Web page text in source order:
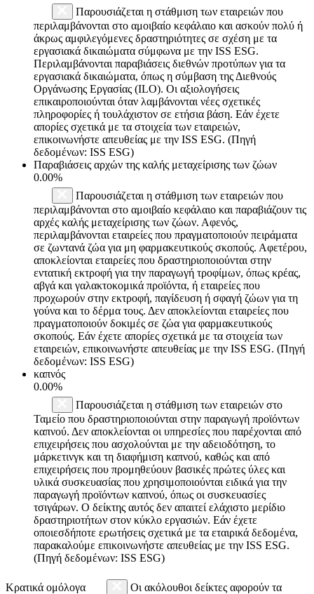
Παρουσιάζεται η στάθμιση των εταιρειών που
περιλαμβάνονται στο αμοιβαίο κεφάλαιο και ασκούν πολύ ή
άκρως αμφιλεγόμενες δραστηριότητες σε σχέση με τα
εργασιακά δικαιώματα σύμφωνα με την ISS ESG.
Περιλαμβάνονται παραβιάσεις διεθνών προτύπων για τα
εργασιακά δικαιώματα, όπως η σύμβαση της Διεθνούς
Οργάνωσης Εργασίας (ILO). Οι αξιολογήσεις
επικαιροποιούνται όταν λαμβάνονται νέες σχετικές
πληροφορίες ή τουλάχιστον σε ετήσια βάση. Εάν έχετε
απορίες σχετικά με τα στοιχεία των εταιρειών,
επικοινωνήστε απευθείας με την ISS ESG. (Πηγή
δεδομένων: ISS ESG)
Παραβιάσεις αρχών της καλής μεταχείρισης των ζώων
0.00%
Παρουσιάζεται η στάθμιση των εταιρειών που
περιλαμβάνονται στο αμοιβαίο κεφάλαιο και παραβιάζουν τις
αρχές καλής μεταχείρισης των ζώων. Αφενός,
περιλαμβάνονται εταιρείες που πραγματοποιούν πειράματα
σε ζωντανά ζώα για μη φαρμακευτικούς σκοπούς. Αφετέρου,
αποκλείονται εταιρείες που δραστηριοποιούνται στην
εντατική εκτροφή για την παραγωγή τροφίμων, όπως κρέας,
αβγά και γαλακτοκομικά προϊόντα, ή εταιρείες που
προχωρούν στην εκτροφή, παγίδευση ή σφαγή ζώων για τη
γούνα και το δέρμα τους. Δεν αποκλείονται εταιρείες που
πραγματοποιούν δοκιμές σε ζώα για φαρμακευτικούς
σκοπούς. Εάν έχετε απορίες σχετικά με τα στοιχεία των
εταιρειών, επικοινωνήστε απευθείας με την ISS ESG. (Πηγή
δεδομένων: ISS ESG)
καπνός
0.00%
Παρουσιάζεται η στάθμιση των εταιρειών στο
Ταμείο που δραστηριοποιούνται στην παραγωγή προϊόντων
καπνού. Δεν αποκλείονται οι υπηρεσίες που παρέχονται από
επιχειρήσεις που ασχολούνται με την αδειοδότηση, το
μάρκετινγκ και τη διαφήμιση καπνού, καθώς και από
επιχειρήσεις που προμηθεύουν βασικές πρώτες ύλες και
υλικά συσκευασίας που χρησιμοποιούνται ειδικά για την
παραγωγή προϊόντων καπνού, όπως οι συσκευασίες
τσιγάρων. Ο δείκτης αυτός δεν απαιτεί ελάχιστο μερίδιο
δραστηριοτήτων στον κύκλο εργασιών. Εάν έχετε
οποιεσδήποτε ερωτήσεις σχετικά με τα εταιρικά δεδομένα,
παρακαλούμε επικοινωνήστε απευθείας με την ISS ESG.
(Πηγή δεδομένων: ISS ESG)
Κρατικά ομόλογα
Οι ακόλουθοι δείκτες αφορούν τα